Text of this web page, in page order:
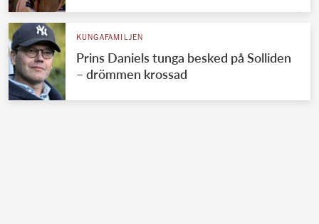
KUNGAFAMILJEN
Prins Daniels tunga besked på Solliden
– drömmen krossad